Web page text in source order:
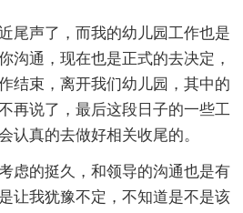
尾声了，而我的幼儿园工作也是
沟通，现在也是正式的去决定，
结束，离开我们幼儿园，其中的
再说了，最后这段日子的一些工
认真的去做好相关收尾的。
虑的挺久，和领导的沟通也是有
让我犹豫不定，不知道是不是该